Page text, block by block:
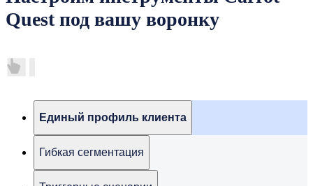
Quest под вашу воронку
Единый профиль клиента
Гибкая сегментация